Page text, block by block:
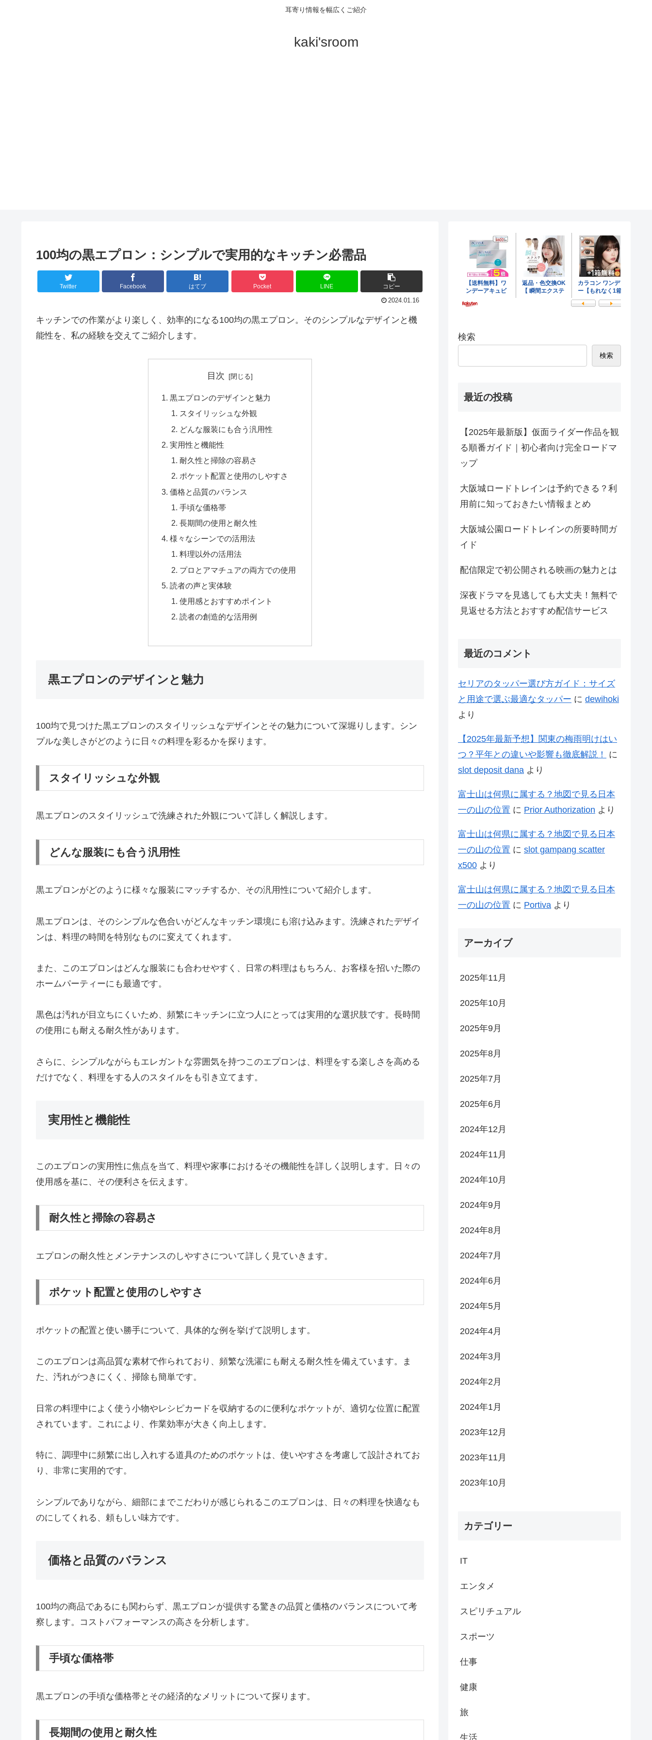
耳寄り情報を幅広くご紹介
kaki'sroom
100均の黒エプロン：シンプルで実用的なキッチン必需品
Twitter Facebook はてブ Pocket LINE コピー
2024.01.16
キッチンでの作業がより楽しく、効率的になる100均の黒エプロン。そのシンプルなデザインと機
能性を、私の経験を交えてご紹介します。
目次
黒エプロンのデザインと魅力
スタイリッシュな外観
どんな服装にも合う汎用性
実用性と機能性
耐久性と掃除の容易さ
ポケット配置と使用のしやすさ
価格と品質のバランス
手頃な価格帯
長期間の使用と耐久性
様々なシーンでの活用法
料理以外の活用法
プロとアマチュアの両方での使用
読者の声と実体験
使用感とおすすめポイント
読者の創造的な活用例
黒エプロンのデザインと魅力
100均で見つけた黒エプロンのスタイリッシュなデザインとその魅力について深堀りします。シン
プルな美しさがどのように日々の料理を彩るかを探ります。
スタイリッシュな外観
黒エプロンのスタイリッシュで洗練された外観について詳しく解説します。
どんな服装にも合う汎用性
黒エプロンがどのように様々な服装にマッチするか、その汎用性について紹介します。
黒エプロンは、そのシンプルな色合いがどんなキッチン環境にも溶け込みます。洗練されたデザイ
ンは、料理の時間を特別なものに変えてくれます。
また、このエプロンはどんな服装にも合わせやすく、日常の料理はもちろん、お客様を招いた際の
ホームパーティーにも最適です。
黒色は汚れが目立ちにくいため、頻繁にキッチンに立つ人にとっては実用的な選択肢です。長時間
の使用にも耐える耐久性があります。
さらに、シンプルながらもエレガントな雰囲気を持つこのエプロンは、料理をする楽しさを高める
だけでなく、料理をする人のスタイルをも引き立てます。
実用性と機能性
このエプロンの実用性に焦点を当て、料理や家事におけるその機能性を詳しく説明します。日々の
使用感を基に、その便利さを伝えます。
耐久性と掃除の容易さ
エプロンの耐久性とメンテナンスのしやすさについて詳しく見ていきます。
ポケット配置と使用のしやすさ
ポケットの配置と使い勝手について、具体的な例を挙げて説明します。
このエプロンは高品質な素材で作られており、頻繁な洗濯にも耐える耐久性を備えています。ま
た、汚れがつきにくく、掃除も簡単です。
日常の料理中によく使う小物やレシピカードを収納するのに便利なポケットが、適切な位置に配置
されています。これにより、作業効率が大きく向上します。
特に、調理中に頻繁に出し入れする道具のためのポケットは、使いやすさを考慮して設計されてお
り、非常に実用的です。
シンプルでありながら、細部にまでこだわりが感じられるこのエプロンは、日々の料理を快適なも
のにしてくれる、頼もしい味方です。
価格と品質のバランス
100均の商品であるにも関わらず、黒エプロンが提供する驚きの品質と価格のバランスについて考
察します。コストパフォーマンスの高さを分析します。
手頃な価格帯
黒エプロンの手頃な価格帯とその経済的なメリットについて探ります。
長期間の使用と耐久性
検索
検索
最近の投稿
【2025年最新版】仮面ライダー作品を観
る順番ガイド｜初心者向け完全ロードマ
ップ
大阪城ロードトレインは予約できる？利
用前に知っておきたい情報まとめ
大阪城公園ロードトレインの所要時間ガ
イド
配信限定で初公開される映画の魅力とは
深夜ドラマを見逃しても大丈夫！無料で
見返せる方法とおすすめ配信サービス
最近のコメント
セリアのタッパー選び方ガイド：サイズ
と用途で選ぶ最適なタッパー に dewihoki
より
【2025年最新予想】関東の梅雨明けはい
つ？平年との違いや影響も徹底解説！
に
slot deposit dana より
富士山は何県に属する？地図で見る日本
一の山の位置 に Prior Authorization より
富士山は何県に属する？地図で見る日本
一の山の位置 に slot gampang scatter
x500 より
富士山は何県に属する？地図で見る日本
一の山の位置 に Portiva より
アーカイブ
2025年11月
2025年10月
2025年9月
2025年8月
2025年7月
2025年6月
2024年12月
2024年11月
2024年10月
2024年9月
2024年8月
2024年7月
2024年6月
2024年5月
2024年4月
2024年3月
2024年2月
2024年1月
2023年12月
2023年11月
2023年10月
カテゴリー
IT
エンタメ
スピリチュアル
スポーツ
仕事
健康
旅
生活